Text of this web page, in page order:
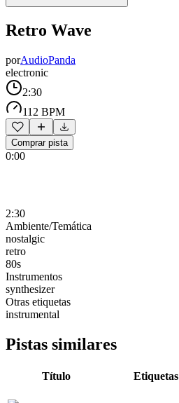
Retro Wave
porAudioPanda
electronic
2:30
112 BPM
Comprar pista
0:00
2:30
Ambiente/Temática
nostalgic
retro
80s
Instrumentos
synthesizer
Otras etiquetas
instrumental
Pistas similares
Título Etiquetas